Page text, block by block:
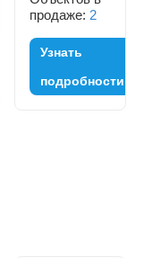
продаже: 2
Узнать
подробности